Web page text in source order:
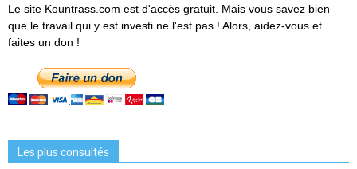
Le site Kountrass.com est d'accès gratuit. Mais vous savez bien
que le travail qui y est investi ne l'est pas ! Alors, aidez-vous et
faites un don !
Les plus consultés